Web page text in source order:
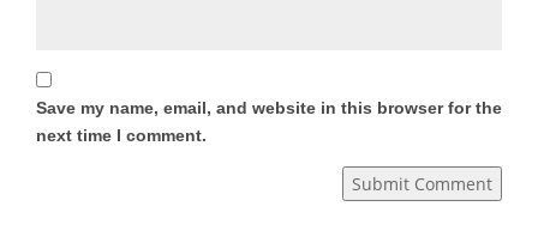
Save my name, email, and website in this browser for the
next time I comment.
Submit Comment